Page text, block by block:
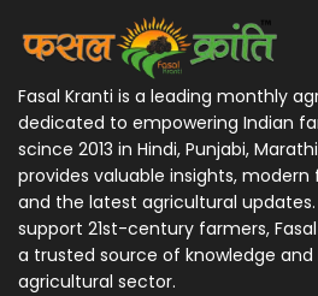
Fasal Kranti is a leading monthly
dedicated to empowering Indian
scince 2013 in Hindi, Punjabi,
provides valuable insights,
and the latest agricultural
support 21st-century farmers,
a trusted source of knowledge
agricultural sector.